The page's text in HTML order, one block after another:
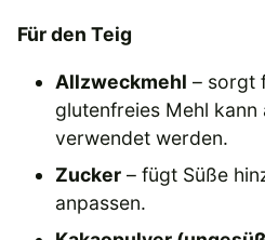
Für den Teig
Allzweckmehl – sorgt
glutenfreies Mehl kann
verwendet werden.
Zucker – fügt Süße
anpassen.